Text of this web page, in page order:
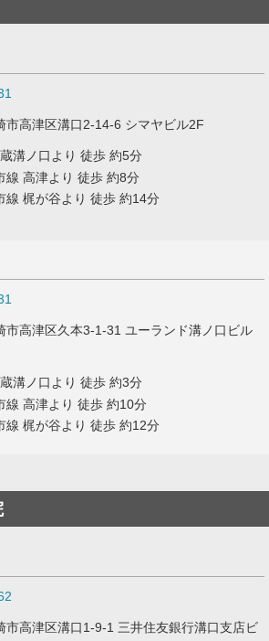
市高津区溝口2-14-6 シマヤビル2F
溝ノ口より 徒歩 約5分
線 高津より 徒歩 約8分
線 梶が谷より 徒歩 約14分
市高津区久本3-1-31 ユーランド溝ノ口ビル
溝ノ口より 徒歩 約3分
線 高津より 徒歩 約10分
線 梶が谷より 徒歩 約12分
市高津区溝口1-9-1 三井住友銀行溝口支店ビ